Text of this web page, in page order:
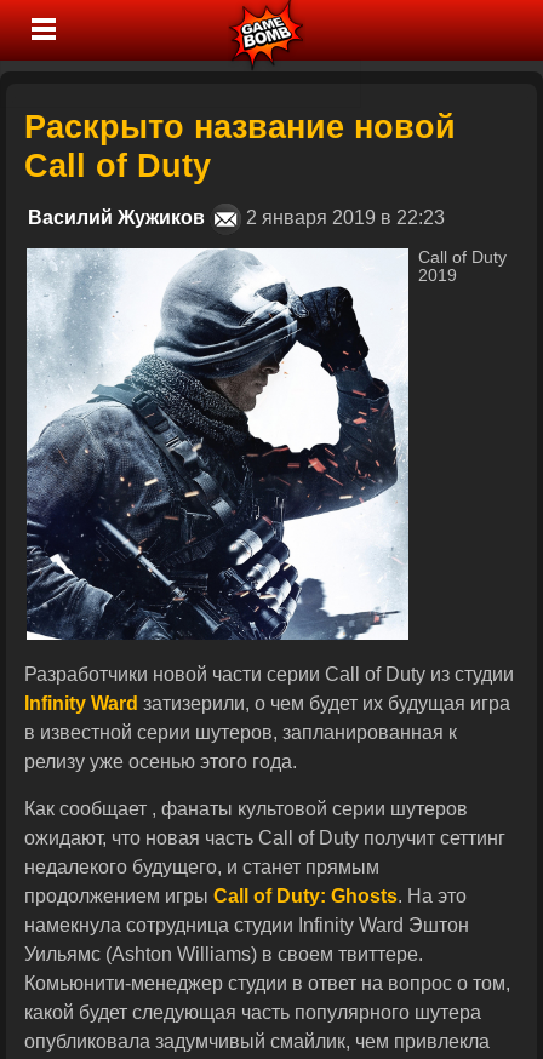
Раскрыто название новой
Call of Duty
Василий Жужиков 2 января 2019 в 22:23
Call of Duty
2019
Разработчики новой части серии Call of Duty из студии
Infinity Ward затизерили, о чем будет их будущая игра
в известной серии шутеров, запланированная к
релизу уже осенью этого года.
Как сообщает , фанаты культовой серии шутеров
ожидают, что новая часть Call of Duty получит сеттинг
недалекого будущего, и станет прямым
продолжением игры Call of Duty: Ghosts. На это
намекнула сотрудница студии Infinity Ward Эштон
Уильямс (Ashton Williams) в своем твиттере.
Комьюнити-менеджер студии в ответ на вопрос о том,
какой будет следующая часть популярного шутера
опубликовала задумчивый смайлик, чем привлекла